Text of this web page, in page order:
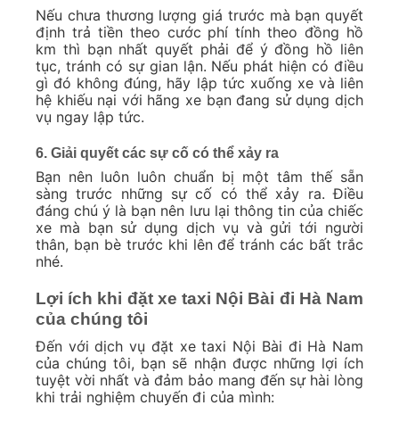
Nếu chưa thương lượng giá trước mà bạn quyết
định trả tiền theo cước phí tính theo đồng hồ
km thì bạn nhất quyết phải để ý đồng hồ liên
tục, tránh có sự gian lận. Nếu phát hiện có điều
gì đó không đúng, hãy lập tức xuống xe và liên
hệ khiếu nại với hãng xe bạn đang sử dụng dịch
vụ ngay lập tức.
6. Giải quyết các sự cố có thể xảy ra
Bạn nên luôn luôn chuẩn bị một tâm thế sẵn
sàng trước những sự cố có thể xảy ra. Điều
đáng chú ý là bạn nên lưu lại thông tin của chiếc
xe mà bạn sử dụng dịch vụ và gửi tới người
thân, bạn bè trước khi lên để tránh các bất trắc
nhé.
Lợi ích khi đặt xe taxi Nội Bài đi Hà Nam
của chúng tôi
Đến với dịch vụ đặt xe taxi Nội Bài đi Hà Nam
của chúng tôi, bạn sẽ nhận được những lợi ích
tuyệt vời nhất và đảm bảo mang đến sự hài lòng
khi trải nghiệm chuyến đi của mình: